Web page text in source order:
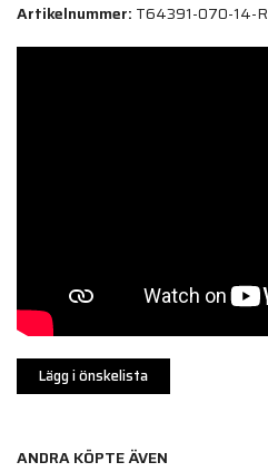
Artikelnummer: T64391-070-14-R
Lägg i önskelista
ANDRA KÖPTE ÄVEN